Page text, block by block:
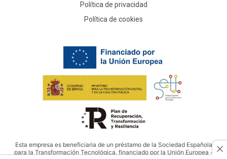
Política de privacidad
Política de cookies
Esta empresa es beneficiaria de un préstamo de la Sociedad Española
para la Transformación Tecnológica, financiado por la Unión Europea -